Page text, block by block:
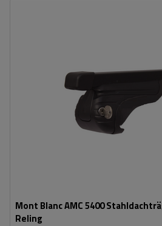
Mont Blanc AMC 5400
Reling